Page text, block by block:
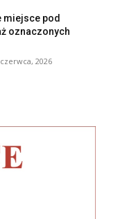
miejsce pod
oznaczonych
2026